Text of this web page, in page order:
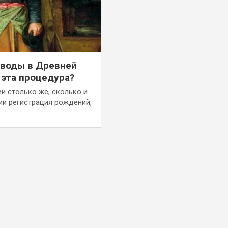
в Древней
процедура?
столько же, сколько и
регистрация рождений,